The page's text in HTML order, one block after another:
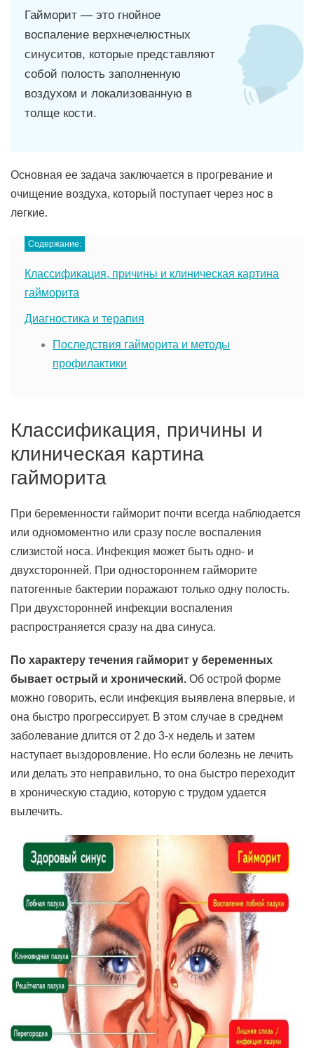
Гайморит — это гнойное
воспаление верхнечелюстных
синуситов, которые представляют
собой полость заполненную
воздухом и локализованную в
толще кости.
Основная ее задача заключается в прогревание и
очищение воздуха, который поступает через нос в
легкие.
Содержание:
Классификация, причины и клиническая картина
гайморита
Диагностика и терапия
Последствия гайморита и методы
профилактики
Классификация, причины и
клиническая картина
гайморита
При беременности гайморит почти всегда наблюдается
или одномоментно или сразу после воспаления
слизистой носа. Инфекция может быть одно- и
двухсторонней. При одностороннем гайморите
патогенные бактерии поражают только одну полость.
При двухсторонней инфекции воспаления
распространяется сразу на два синуса.
По характеру течения гайморит у беременных
бывает острый и хронический. Об острой форме
можно говорить, если инфекция выявлена впервые, и
она быстро прогрессирует. В этом случае в среднем
заболевание длится от 2 до 3-х недель и затем
наступает выздоровление. Но если болезнь не лечить
или делать это неправильно, то она быстро переходит
в хроническую стадию, которую с трудом удается
вылечить.